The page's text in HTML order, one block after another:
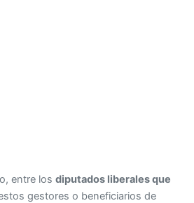
entre losdiputados liberales que
gestores o beneficiarios de